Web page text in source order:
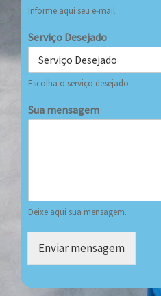
Informe aqui seu e-mail.
Serviço Desejado
Escolha o serviço desejado
Sua mensagem
Deixe aqui sua mensagem.
Enviar mensagem